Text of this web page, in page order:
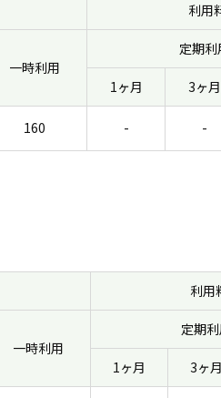
利用
一時利用
定期利
1ヶ月 3ヶ月
160 - -
利用
一時利用
定期
1ヶ月 3ヶ月